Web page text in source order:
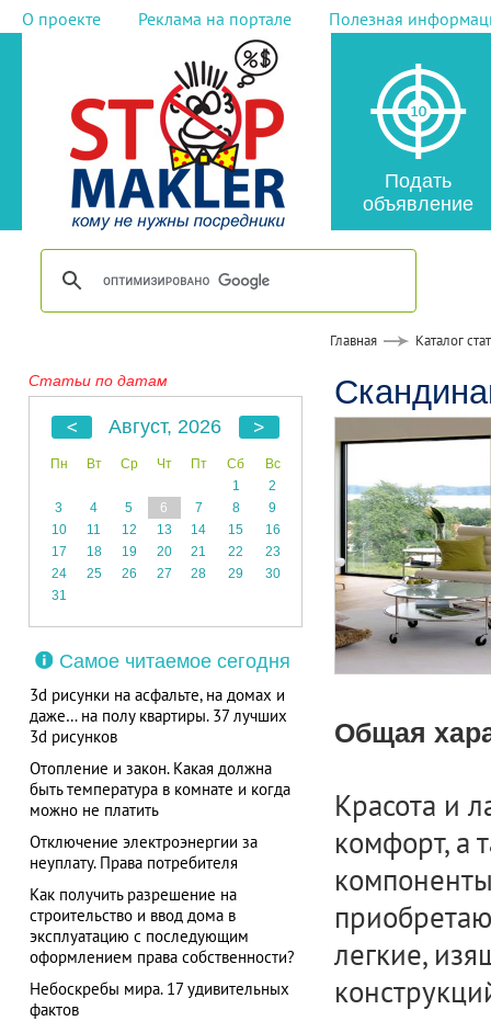
О проекте Реклама на портале Полезная
Подать
объявление
Главная Каталог
Статьи по датам
Август, 2026
Пн Вт Ср Чт Пт Сб
Вс
1
2
3
4 5 6 7 8
9
10
11 12 13 14 15
16
17
18 19 20 21 22
23
24
25 26 27 28 29
30
31
Самое читаемое сегодня
3d рисунки на асфальте, на домах и
даже… на полу квартиры. 37 лучших
3d рисунков
Отопление и закон. Какая должна
быть температура в комнате и когда
можно не платить
Отключение электроэнергии за
неуплату. Права потребителя
Как получить разрешение на
строительство и ввод дома в
эксплуатацию с последующим
оформлением права собственности?
Небоскребы мира. 17 удивительных
фактов
Общая
Красота и
комфорт, а
легкие,